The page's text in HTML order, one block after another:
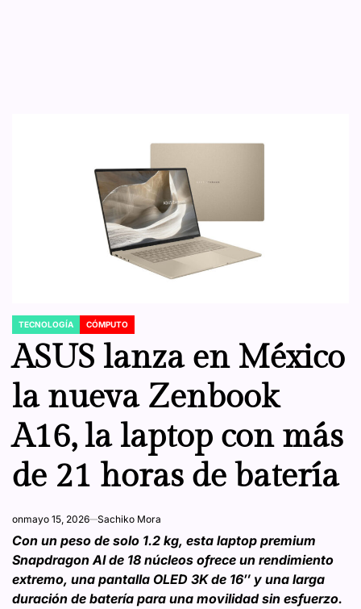
POSTED
IN
TECNOLOGÍA CÓMPUTO
ASUS lanza en México
la nueva Zenbook
A16, la laptop con más
de 21 horas de batería
onmayo 15, 2026 Sachiko Mora
Con un peso de solo 1.2 kg, esta laptop premium
Snapdragon AI de 18 núcleos ofrece un rendimiento
extremo, una pantalla OLED 3K de 16″ y una larga
duración de batería para una movilidad sin esfuerzo.